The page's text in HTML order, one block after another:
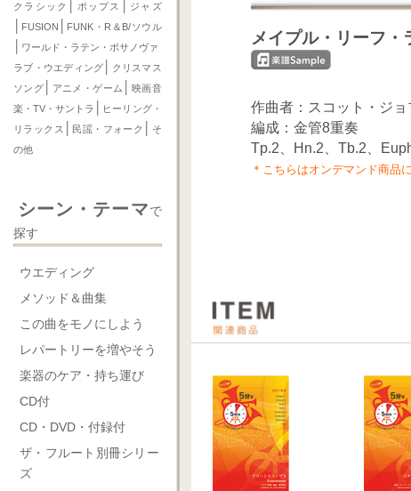
クラシック ポップス ジャズ
FUSION FUNK・R＆B/ソウル
ワールド・ラテン・ボサノヴァ
ラブ・ウエディング
クリスマス
ソング
アニメ・ゲーム
映画音
楽・TV・サントラ
ヒーリング・
リラックス
民謡・フォーク
そ
の他
シーン・テーマで
探す
ウエディング
メソッド＆曲集
この曲をモノにしよう
レパートリーを増やそう
楽器のケア・持ち運び
CD付
CD・DVD・付録付
ザ・フルート別冊シリー
ズ
メイプル・リーフ・
作曲者：スコット・ジ
編成：金管8重奏
Tp.2、Hn.2、Tb.2、
＊こちらはオンデマンド商品